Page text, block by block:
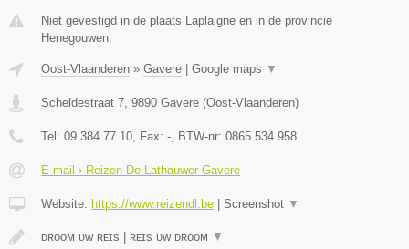
Niet gevestigd in de plaats Laplaigne en in de provincie
Henegouwen.
Oost-Vlaanderen » Gavere Google maps ▼
Scheldestraat 7, 9890 Gavere (Oost-Vlaanderen)
Tel: 09 384 77 10, Fax: -, BTW-nr: 0865.534.958
E-mail › Reizen De Lathauwer Gavere
Website: https://www.reizendl.be Screenshot ▼
ᴅʀᴏᴏᴍ ᴜᴡ ʀᴇɪs | ʀᴇɪs ᴜᴡ ᴅʀᴏᴏᴍ ▼